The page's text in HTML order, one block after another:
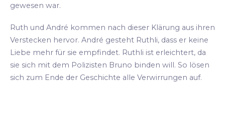
gewesen war.
Ruth und André kommen nach dieser Klärung aus ihren
Verstecken hervor. André gesteht Ruthli, dass er keine
Liebe mehr für sie empfindet. Ruthli ist erleichtert, da
sie sich mit dem Polizisten Bruno binden will. So lösen
sich zum Ende der Geschichte alle Verwirrungen auf.